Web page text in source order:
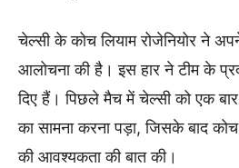
चेल्सी के कोच लियाम रोजेनियोर ने
आलोचना की है। इस हार ने टीम के
दिए हैं। पिछले मैच में चेल्सी को एक बार
का सामना करना पड़ा, जिसके बाद
की आवश्यकता की बात की।